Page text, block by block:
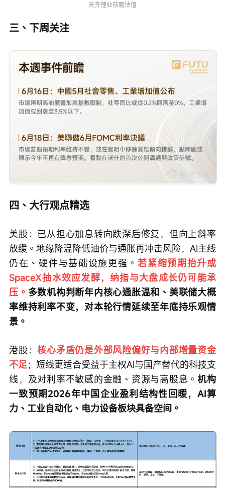
三、下周关注
四、大行观点精选
美股：已从担心加息转向跌深后修复，但向上斜率
放缓。地缘降温降低油价与通胀再冲击风险，AI主线
仍在、硬件与基础设施更强。若紧缩预期抬升或
SpaceX抽水效应发酵，纳指与大盘成长仍可能承
压。
景。
港股：核心矛盾仍是外部风险偏好与内部增量资金
不足；短线更适合受益于主权AI与国产替代的科技支
线，及对利率不敏感的金融、资源与高股息。
力、工业自动化、电力设备板块具备空间。